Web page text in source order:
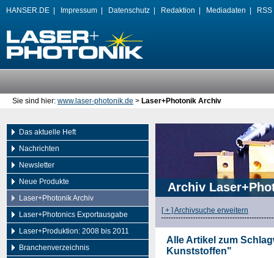
HANSER.DE | Impressum Datenschutz Redaktion Mediadaten RSS
Sie sind hier: www.laser-photonik.de > Laser+Photonik Archiv
Das aktuelle Heft
Nachrichten
Newsletter
Neue Produkte
Laser+Photonik Archiv
Laser+Photonics Exportausgabe
Laser+Produktion: 2008 bis 2011
Branchenverzeichnis
Archiv
[ + ] Archivsuche erweitern
Alle Artikel zum
Kunststoffen"